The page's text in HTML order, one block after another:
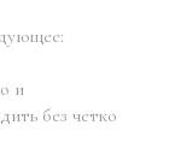
и
без четко